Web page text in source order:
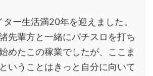
ター生活満20年を迎えました。
先輩方と一緒にパチスロを打ち
めたこの稼業でしたが、ここま
いうことはきっと自分に向いて